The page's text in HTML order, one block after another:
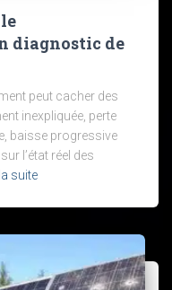
diagnostic de
peut cacher des
inexpliquée, perte
baisse progressive
l’état réel des
suite